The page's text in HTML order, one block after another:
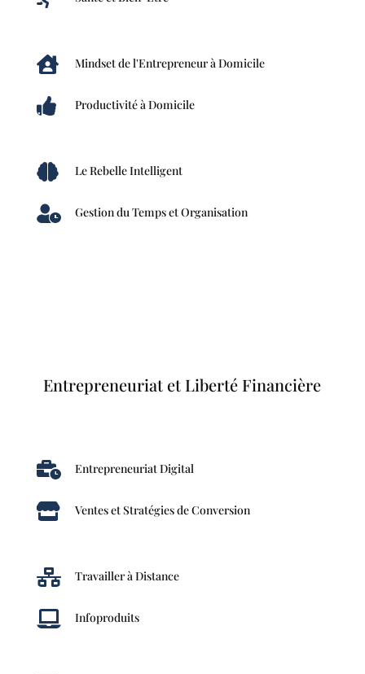
 Mindset de l'Entrepreneur à Domicile
 Productivité à Domicile
 Le Rebelle Intelligent
 Gestion du Temps et Organisation
Entrepreneuriat et Liberté Financière
 Entrepreneuriat Digital
 Ventes et Stratégies de Conversion
 Travailler à Distance
 Infoproduits